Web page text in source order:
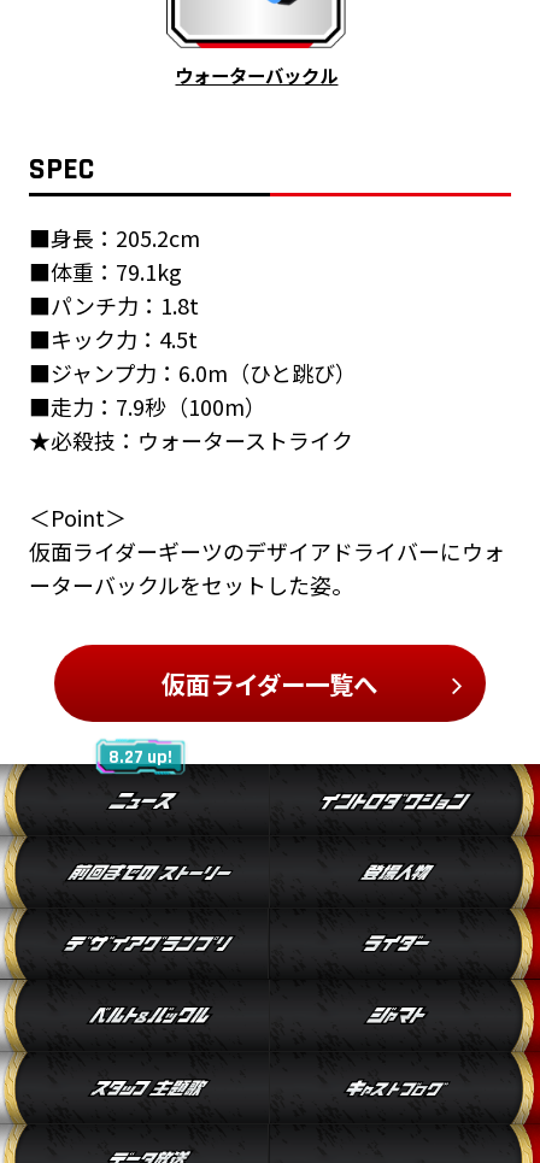
ウォーターバックル
SPEC
■身長：205.2cm
■体重：79.1kg
■パンチ力：1.8t
■キック力：4.5t
■ジャンプ力：6.0m（ひと跳び）
■走力：7.9秒（100m）
★必殺技：ウォーターストライク
＜Point＞
仮面ライダーギーツのデザイアドライバーにウォ
ーターバックルをセットした姿。
仮面ライダー一覧へ
8.27 up!